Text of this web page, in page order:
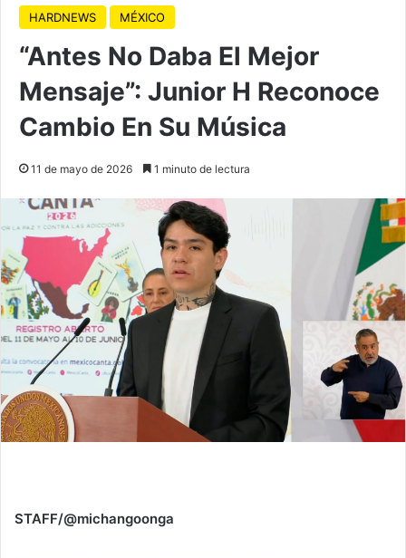
HARDNEWS MÉXICO
“Antes No Daba El Mejor
Mensaje”: Junior H Reconoce
Cambio En Su Música
11 de mayo de 2026 1 minuto de lectura
STAFF/@michangoonga